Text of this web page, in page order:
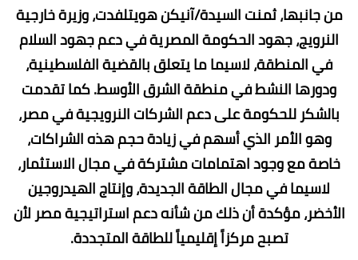
من جانبها، ثمنت السيدة/آنيكن هويتلفدت، وزيرة خارجية
النرويج، جهود الحكومة المصرية في دعم جهود السلام
في المنطقة، لاسيما ما يتعلق بالقضية الفلسطينية،
ودورها النشط في منطقة الشرق الأوسط. كما تقدمت
بالشكر للحكومة على دعم الشركات النرويجية في مصر،
وهو الأمر الذي أسهم في زيادة حجم هذه الشراكات،
خاصة مع وجود اهتمامات مشتركة في مجال الاستثمار،
لاسيما في مجال الطاقة الجديدة، وإنتاج الهيدروجين
الأخضر، مؤكدة أن ذلك من شأنه دعم استراتيجية مصر لأن
تصبح مركزاً إقليمياً للطاقة المتجددة.